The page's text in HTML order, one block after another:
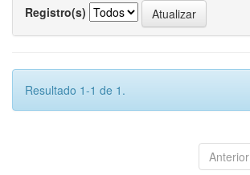
Registro(s)
Resultado 1-1 de 1.
Anterior